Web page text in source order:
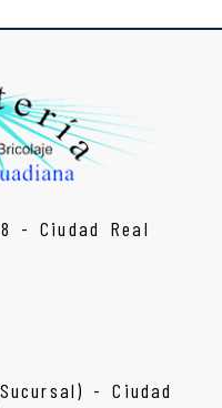
-Ciudad Real
- Ciudad